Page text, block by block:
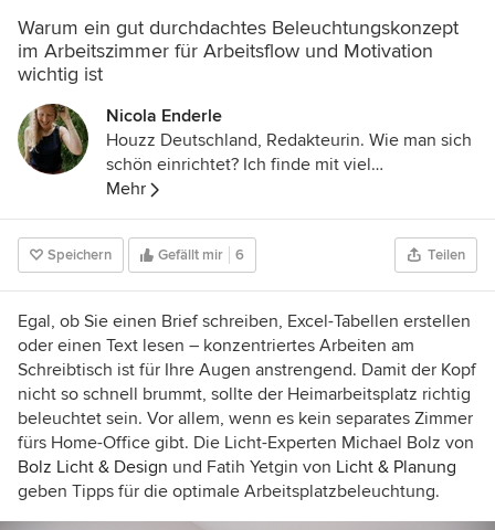
Warum ein gut durchdachtes Beleuchtungskonzept
im Arbeitszimmer für Arbeitsflow und Motivation
wichtig ist
Nicola Enderle
Houzz Deutschland, Redakteurin. Wie man sich
schön einrichtet? Ich finde mit viel
Persönlichkeit und eigenem Stil, der kann auch
gerne schräg sein. Meinem eigenen bin ich auf
der Spur – in unserem Houzz-Magazin helfen
wir Ihnen Ihren zu finden, zeigen spannende
Projekte und blicken durch Schlüssellöcher.
Haben Sie ein schönes Zuhause? Erzählen Sie
mir davon!
Mehr
Speichern Gefällt mir 6 Teilen
Egal, ob Sie einen Brief schreiben, Excel-Tabellen erstellen
oder einen Text lesen – konzentriertes Arbeiten am
Schreibtisch ist für Ihre Augen anstrengend. Damit der Kopf
nicht so schnell brummt, sollte der Heimarbeitsplatz richtig
beleuchtet sein. Vor allem, wenn es kein separates Zimmer
fürs Home-Office gibt. Die Licht-Experten Michael Bolz von
Bolz Licht & Design und Fatih Yetgin von Licht & Planung
geben Tipps für die optimale Arbeitsplatzbeleuchtung.